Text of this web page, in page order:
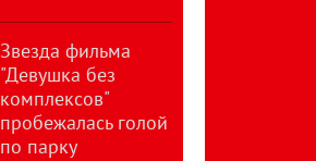
Звезда фильма
"Девушка без
комплексов"
пробежалась голой
по парку